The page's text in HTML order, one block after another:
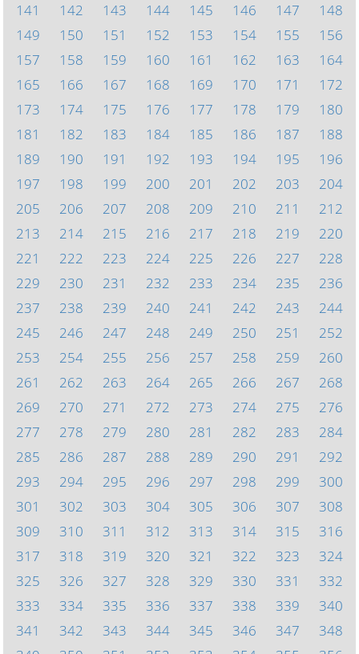
141
142 143 144 145 146 147
148
149
150 151 152 153 154 155
156
157
158 159 160 161 162 163
164
165
166 167 168 169 170 171
172
173
174 175 176 177 178 179
180
181
182 183 184 185 186 187
188
189
190 191 192 193 194 195
196
197
198 199 200 201 202 203
204
205
206 207 208 209 210 211
212
213
214 215 216 217 218 219
220
221
222 223 224 225 226 227
228
229
230 231 232 233 234 235
236
237
238 239 240 241 242 243
244
245
246 247 248 249 250 251
252
253
254 255 256 257 258 259
260
261
262 263 264 265 266 267
268
269
270 271 272 273 274 275
276
277
278 279 280 281 282 283
284
285
286 287 288 289 290 291
292
293
294 295 296 297 298 299
300
301
302 303 304 305 306 307
308
309
310 311 312 313 314 315
316
317
318 319 320 321 322 323
324
325
326 327 328 329 330 331
332
333
334 335 336 337 338 339
340
341
342 343 344 345 346 347
348